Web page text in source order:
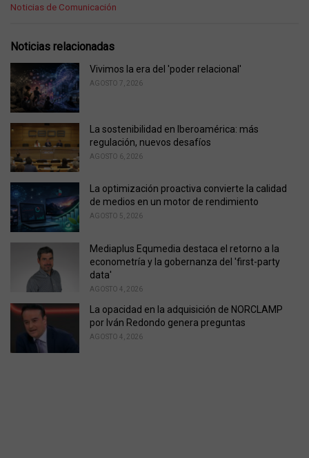
C
e
r
e
Noticias de Comunicación
Noticias relacionadas
Vivimos la era del 'poder relacional'
AGOSTO 7, 2026
La sostenibilidad en Iberoamérica: más
regulación, nuevos desafíos
AGOSTO 6, 2026
La optimización proactiva convierte la calidad
de medios en un motor de rendimiento
AGOSTO 5, 2026
Mediaplus Equmedia destaca el retorno a la
econometría y la gobernanza del 'first-party
data'
AGOSTO 4, 2026
La opacidad en la adquisición de NORCLAMP
por Iván Redondo genera preguntas
AGOSTO 4, 2026